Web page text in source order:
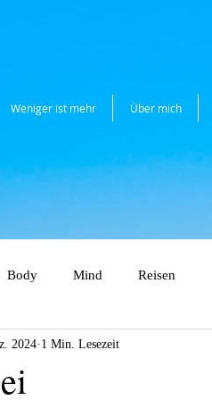
Weniger ist mehr Über mich
Body Mind Reisen
2024 1 Min. Lesezeit